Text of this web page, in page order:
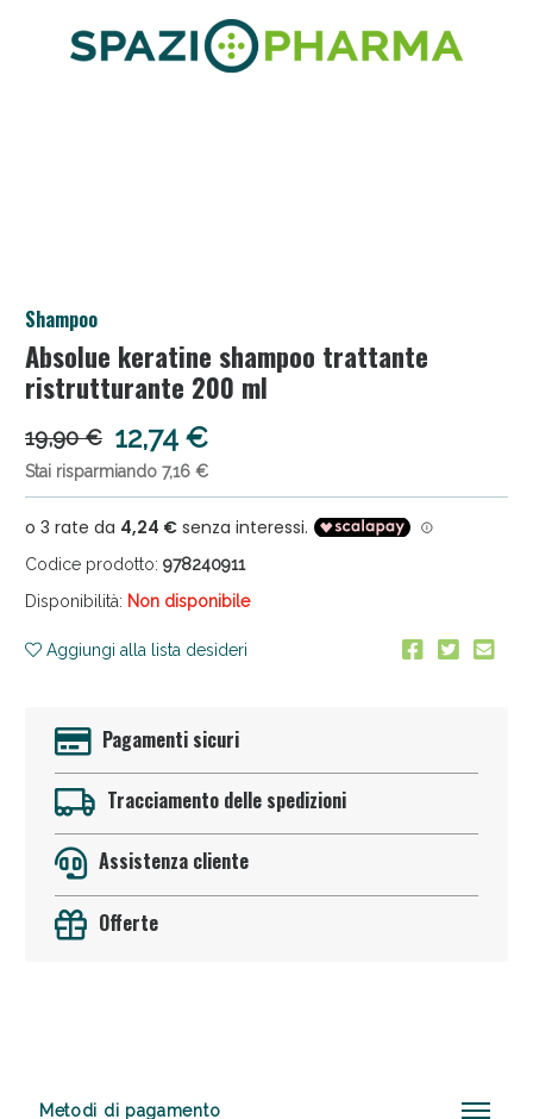
Shampoo
Absolue keratine shampoo trattante
ristrutturante 200 ml
19,90 € 12,74 €
Stai risparmiando 7,16 €
Codice prodotto: 978240911
Disponibilità: Non disponibile
Aggiungi alla lista desideri
Pagamenti sicuri
Tracciamento delle spedizioni
Assistenza cliente
Offerte
Metodi di pagamento
Salini e Multivitaminici: oggi Sconto extra fino al
Anticellulite e Fanghi: Sconto fino al 40% valido